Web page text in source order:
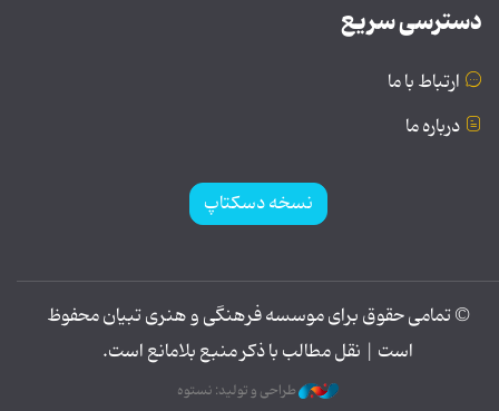
دسترسی سریع
ارتباط با ما
درباره ما
نسخه دسکتاپ
© تمامی حقوق برای موسسه فرهنگی و هنری تبیان محفوظ
است | نقل مطالب با ذکر منبع بلامانع است.
طراحی و تولید: نستوه